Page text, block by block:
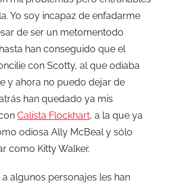
Yo soy incapaz de enfadarme
de ser un metomentodo
han conseguido que el
con Scotty, al que odiaba
y ahora no puedo dejar de
han quedado ya mis
Calista Flockhart, a la que ya
odiosa Ally McBeal y sólo
como Kitty Walker.
a algunos personajes les han